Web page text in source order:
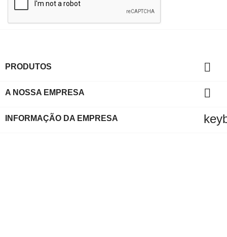
PRODUTOS 
A NOSSA EMPRESA 
INFORMAÇÃO DA EMPRESA